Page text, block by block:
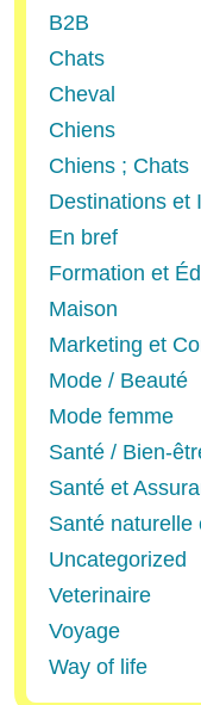
B2B
Chats
Cheval
Chiens
Chiens ; Chats
Destinations et
En bref
Formation et
Maison
Marketing et
Mode / Beauté
Mode femme
Santé / Bien-
Santé et
Santé naturelle
Uncategorized
Veterinaire
Voyage
Way of life